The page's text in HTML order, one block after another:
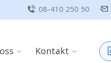
08-410 250 50
Kontakt